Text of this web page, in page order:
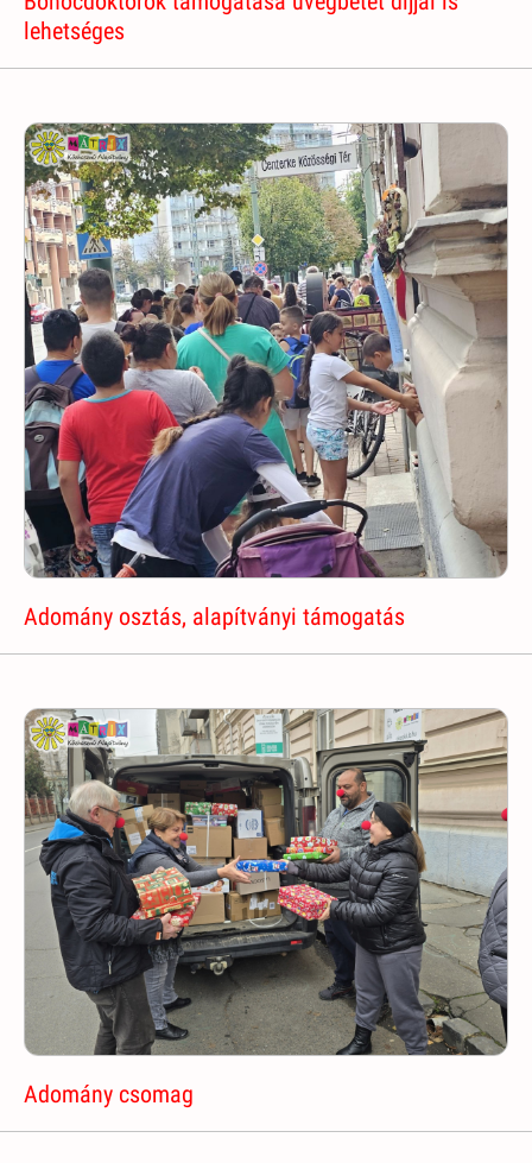
lehetséges
Adomány osztás, alapítványi támogatás
Adomány csomag